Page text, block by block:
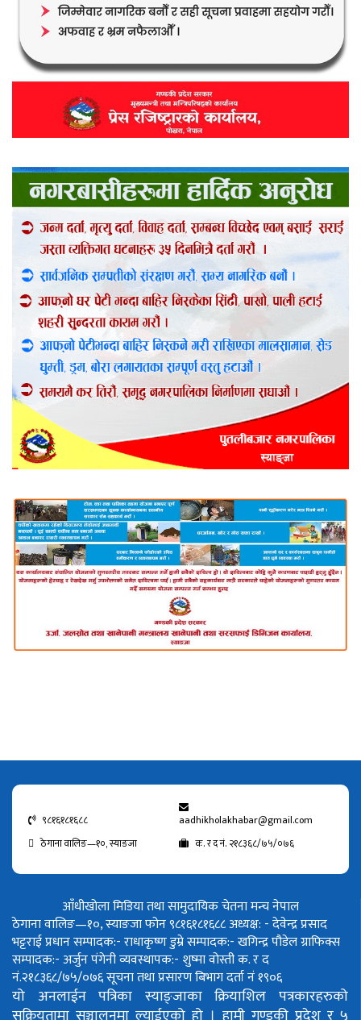
९८१६१८१६८८
aadhikholakhabar@gmail.com
ठेगाना वालिङ—१०, स्याङजा
क. र द नं. २१८३६८/७५/०७६
आँधीखोला मिडिया तथा सामुदायिक चेतना मन्च नेपाल
ठेगाना वालिङ—१०, स्याङजा फोन ९८१६१८१६८८अध्यक्ष: - देवेन्द्र प्रसाद
भट्टराईप्रधान सम्पादक:- राधाकृष्ण डुम्रेसम्पादक:- खगिन्द्र पौडेलग्राफिक्स
सम्पादक:- अर्जुन पंगेनीव्यवस्थापक:- शुष्मा वोस्तीक. र द
नं.२१८३६८/७५/०७६सूचना तथा प्रसारण बिभाग दर्ता नं १९०६
यो अनलाईन पत्रिका स्याङ्जाका क्रियाशिल पत्रकारहरुको